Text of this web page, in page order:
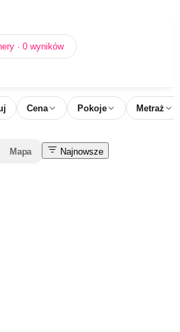
· 0 wyników
Cena Pokoje Metraż
Mapa Najnowsze